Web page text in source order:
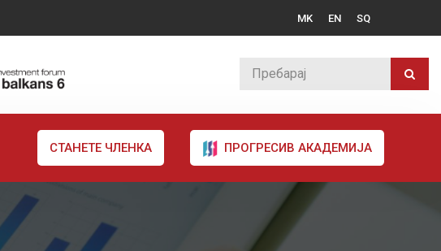
MK EN SQ
СТАНЕТЕ ЧЛЕНКА ПРОГРЕСИВ АКАДЕМИЈА